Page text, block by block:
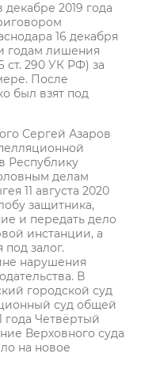
2019 года
16 декабря
годам лишения
ст. 290 УК РФ) за
После
был взят под
Сергей Азаров
Республику
делам
11 августа 2020
защитника,
и передать дело
инстанции, а
залог.
нарушения
В
городской суд
суд общей
года Четвёртый
Верховного суда
на новое